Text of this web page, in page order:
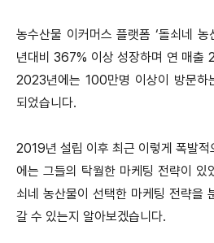
농수산물 이커머스 플랫폼 ‘돌쇠네
년대비 367% 이상 성장하며 연 매출
2023년에는 100만명 이상이 방문하
되었습니다.
2019년 설립 이후 최근 이렇게 폭발적
에는 그들의 탁월한 마케팅 전략이 있
쇠네 농산물이 선택한 마케팅 전략을
갈 수 있는지 알아보겠습니다.